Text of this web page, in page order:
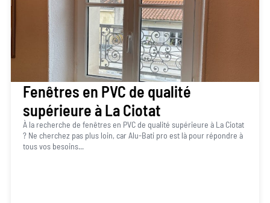
Fenêtres en PVC de qualité
supérieure à La Ciotat
À la recherche de fenêtres en PVC de qualité supérieure à La Ciotat
? Ne cherchez pas plus loin, car Alu-Bati pro est là pour répondre à
tous vos besoins...